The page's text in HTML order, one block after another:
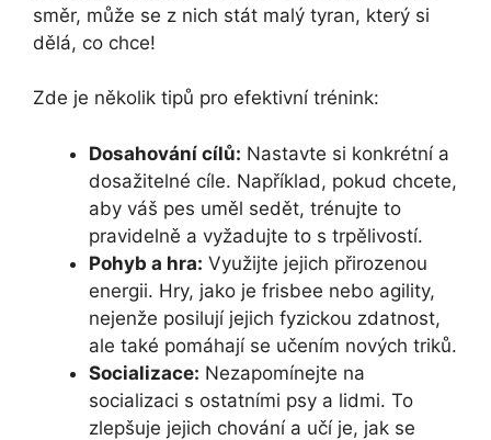
směr, může se z nich stát malý tyran, který si
dělá, co chce!
Zde je několik tipů pro efektivní trénink:
Dosahování cílů: Nastavte si konkrétní a
dosažitelné cíle. Například, pokud chcete,
aby váš pes uměl sedět, trénujte to
pravidelně a vyžadujte to s trpělivostí.
Pohyb a hra: Využijte jejich přirozenou
energii. Hry, jako je frisbee nebo agility,
nejenže posilují jejich fyzickou zdatnost,
ale také pomáhají se učením nových triků.
Socializace: Nezapomínejte na
socializaci s ostatními psy a lidmi. To
zlepšuje jejich chování a učí je, jak se